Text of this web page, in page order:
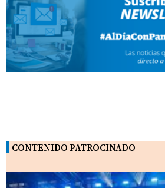
CONTENIDO PATROCINADO